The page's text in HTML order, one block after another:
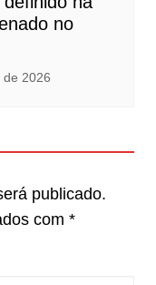
no
2026
publicado.
com *